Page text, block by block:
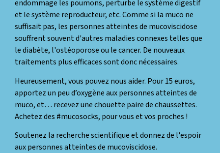
endommage les poumons, perturbe le système digestif
et le système reproducteur, etc. Comme si la muco ne
suffisait pas, les personnes atteintes de mucoviscidose
souffrent souvent d'autres maladies connexes telles que
le diabète, l'ostéoporose ou le cancer. De nouveaux
traitements plus efficaces sont donc nécessaires.
Heureusement, vous pouvez nous aider. Pour 15 euros,
apportez un peu d’oxygène aux personnes atteintes de
muco, et… recevez une chouette paire de chaussettes.
Achetez des #mucosocks, pour vous et vos proches !
Soutenez la recherche scientifique et donnez de l'espoir
aux personnes atteintes de mucoviscidose.